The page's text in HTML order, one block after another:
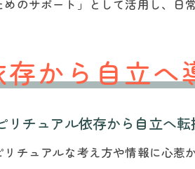
めのサポート」として活用し、日
存から自立へ
リチュアル依存から自立へ
リチュアルな考え方や情報に心惹